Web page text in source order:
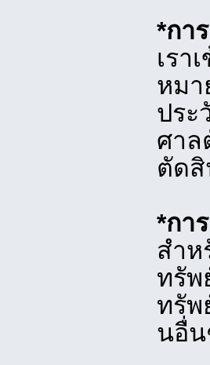
*กา
เรา
หมา
ประ
ศาล
ตัดสิ
*กา
สำห
ทรัพ
ทรัพ
นอื่น